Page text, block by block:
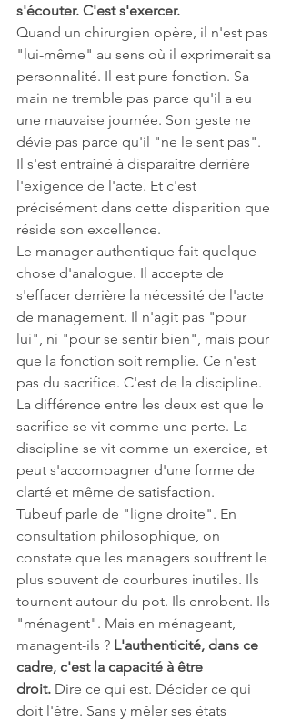
s'écouter. C'est s'exercer.
Quand un chirurgien opère, il n'est pas
"lui-même" au sens où il exprimerait sa
personnalité. Il est pure fonction. Sa
main ne tremble pas parce qu'il a eu
une mauvaise journée. Son geste ne
dévie pas parce qu'il "ne le sent pas".
Il s'est entraîné à disparaître derrière
l'exigence de l'acte. Et c'est
précisément dans cette disparition que
réside son excellence.
Le manager authentique fait quelque
chose d'analogue. Il accepte de
s'effacer derrière la nécessité de l'acte
de management. Il n'agit pas "pour
lui", ni "pour se sentir bien", mais pour
que la fonction soit remplie. Ce n'est
pas du sacrifice. C'est de la discipline.
La différence entre les deux est que le
sacrifice se vit comme une perte. La
discipline se vit comme un exercice, et
peut s'accompagner d'une forme de
clarté et même de satisfaction.
Tubeuf parle de "ligne droite". En
consultation philosophique, on
constate que les managers souffrent le
plus souvent de courbures inutiles. Ils
tournent autour du pot. Ils enrobent. Ils
"ménagent". Mais en ménageant,
managent-ils ? L'authenticité, dans ce
cadre, c'est la capacité à être
droit. Dire ce qui est. Décider ce qui
doit l'être. Sans y mêler ses états